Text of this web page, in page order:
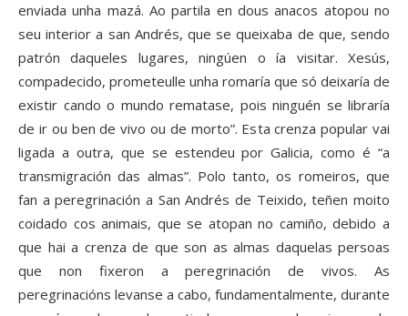
enviada unha mazá. Ao partila en dous anacos atopou no
seu interior a san Andrés, que se queixaba de que, sendo
patrón daqueles lugares, ningúen o ía visitar. Xesús,
compadecido, prometeulle unha romaría que só deixaría de
existir cando o mundo rematase, pois ninguén se libraría
de ir ou ben de vivo ou de morto”. Esta crenza popular vai
ligada a outra, que se estendeu por Galicia, como é “a
transmigración das almas”. Polo tanto, os romeiros, que
fan a peregrinación a San Andrés de Teixido, teñen moito
coidado cos animais, que se atopan no camiño, debido a
que hai a crenza de que son as almas daquelas persoas
que non fixeron a peregrinación de vivos. As
peregrinacións levanse a cabo, fundamentalmente, durante